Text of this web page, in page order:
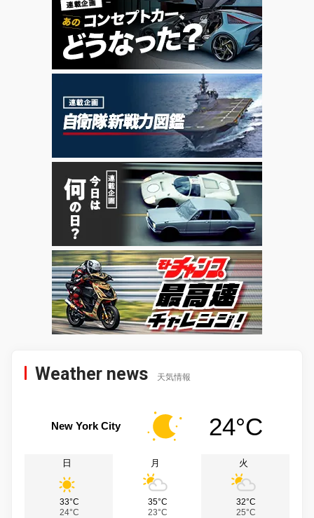
Weather news 天気情報
New York City 24°C
日
33°C
24°C
月
35°C
23°C
火
32°C
25°C